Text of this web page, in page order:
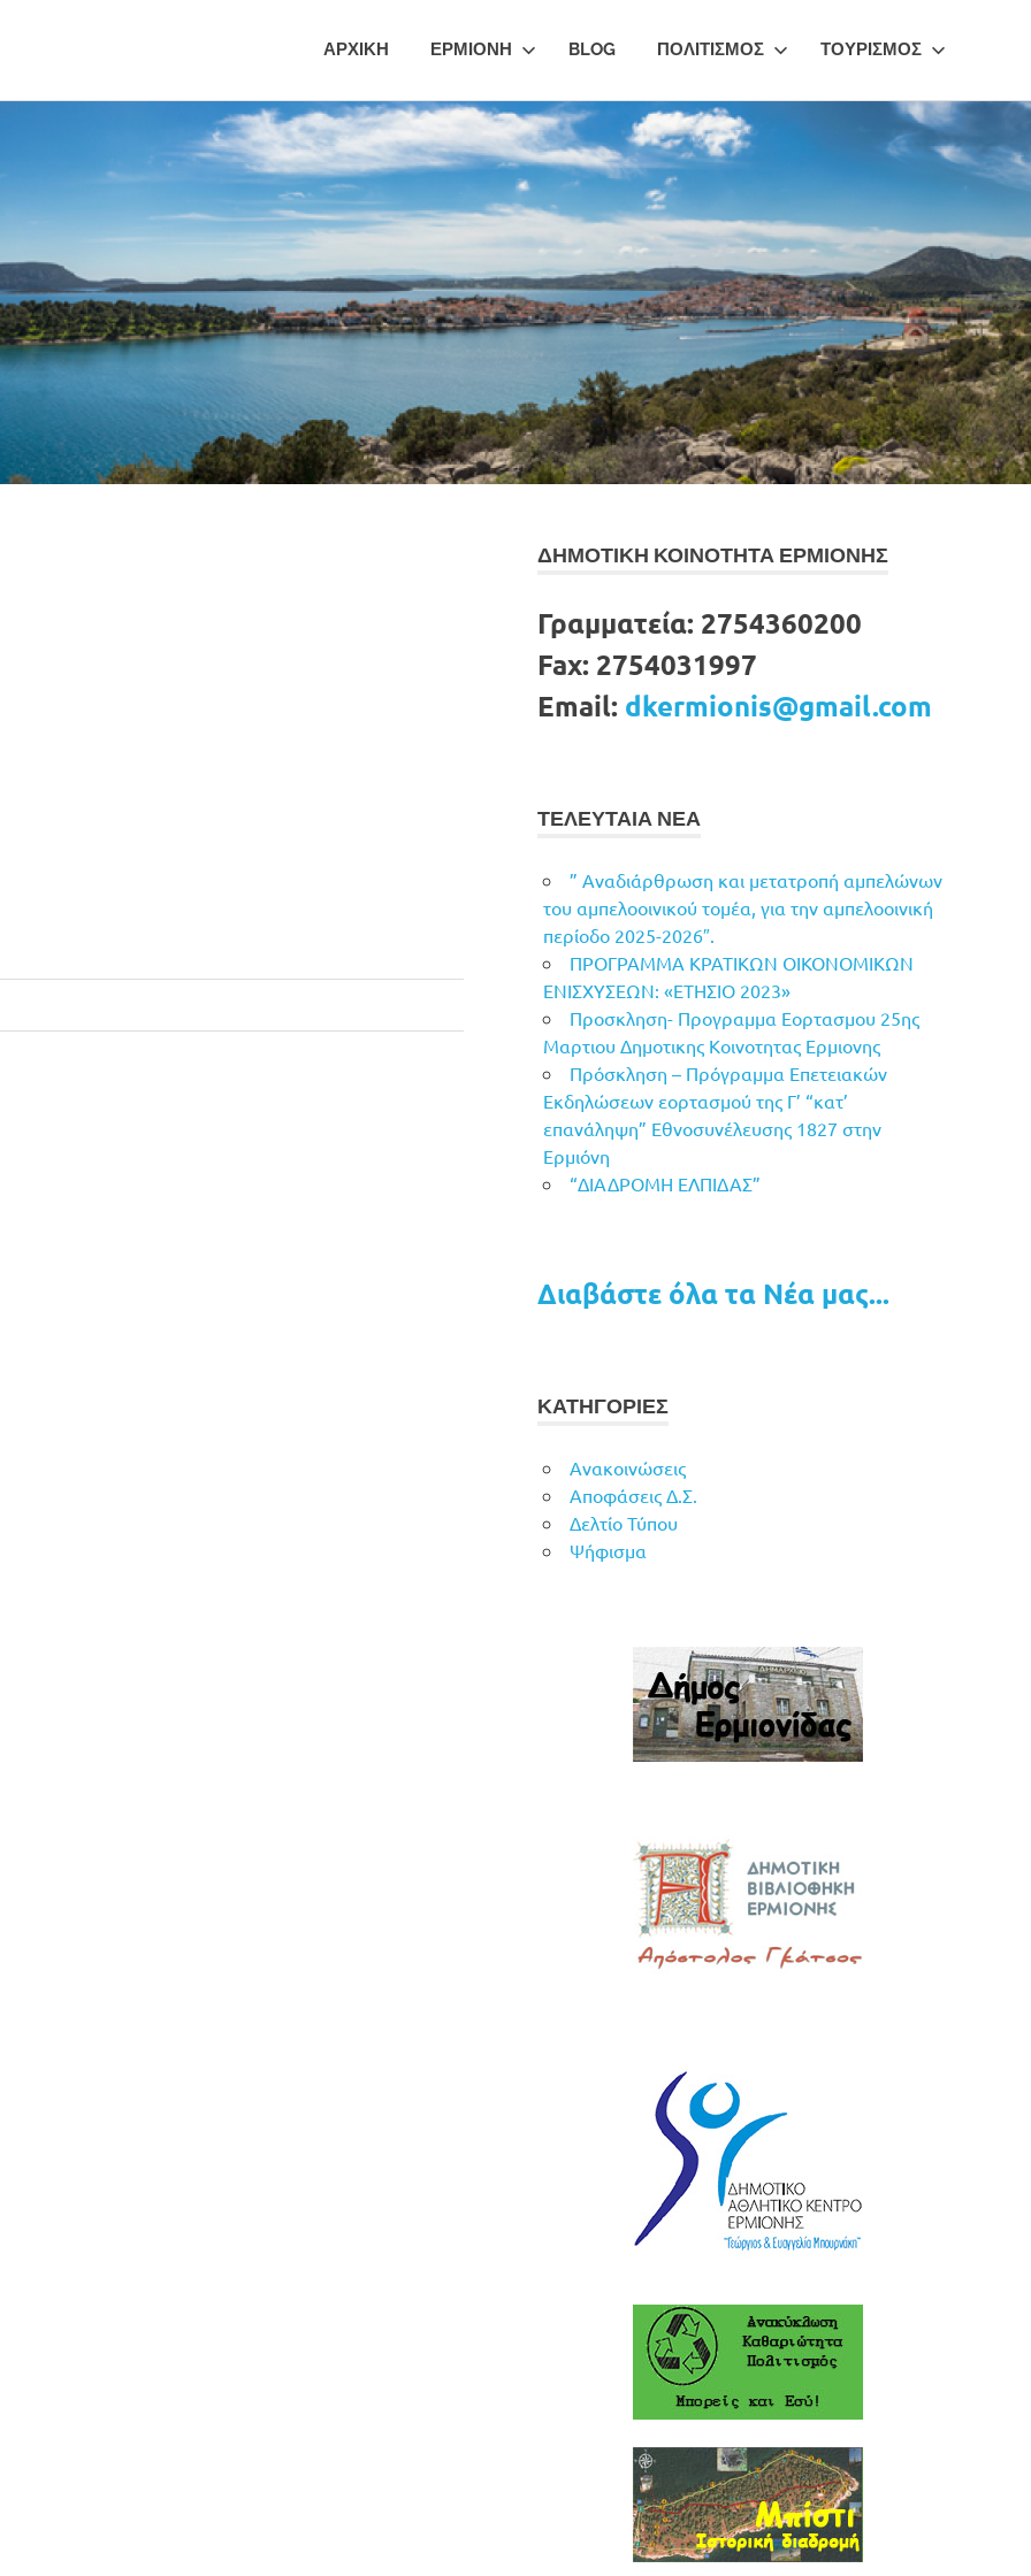
ΑΡΧΙΚΗ ΕΡΜΙΟΝΗ BLOG ΠΟΛΙΤΙΣΜΟΣ ΤΟΥΡΙΣΜΟΣ
ΔΗΜΟΤΙΚΗ ΚΟΙΝΟΤΗΤΑ ΕΡΜΙΟΝΗΣ
Γραμματεία: 2754360200
Fax: 2754031997
Email: dkermionis@gmail.com
ΤΕΛΕΥΤΑΙΑ ΝΕΑ
” Αναδιάρθρωση και μετατροπή αμπελώνων
του αμπελοοινικού τομέα, για την αμπελοοινική
περίοδο 2025-2026″.
ΠΡΟΓΡΑΜΜΑ ΚΡΑΤΙΚΩΝ ΟΙΚΟΝΟΜΙΚΩΝ
ΕΝΙΣΧΥΣΕΩΝ: «ΕΤΗΣΙΟ 2023»
Προσκληση- Προγραμμα Εορτασμου 25ης
Μαρτιου Δημοτικης Κοινοτητας Ερμιονης
Πρόσκληση – Πρόγραμμα Επετειακών
Εκδηλώσεων εορτασμού της Γ’ “κατ’
επανάληψη” Εθνοσυνέλευσης 1827 στην
Ερμιόνη
“ΔΙΑΔΡΟΜΗ ΕΛΠΙΔΑΣ”
Διαβάστε όλα τα Νέα μας...
ΚΑΤΗΓΟΡΙΕΣ
Ανακοινώσεις
Αποφάσεις Δ.Σ.
Δελτίο Τύπου
Ψήφισμα